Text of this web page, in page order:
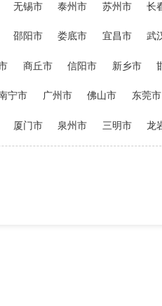
无锡市 泰州市 苏州市 长
邵阳市 娄底市 宜昌市 武
商丘市 信阳市 新乡市
宁市 广州市 佛山市 东莞市
厦门市 泉州市 三明市 龙